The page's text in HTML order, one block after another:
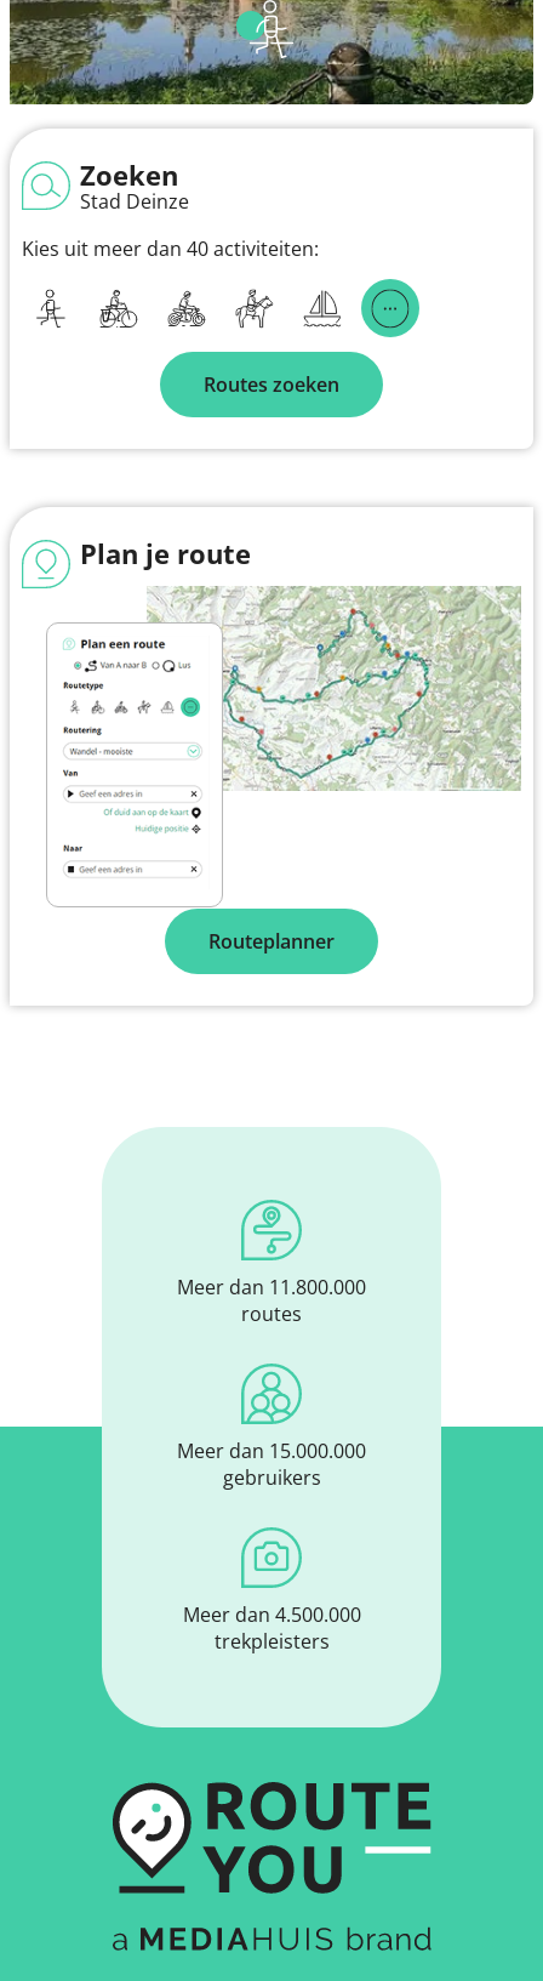
Zoeken
Stad Deinze
Kies uit meer dan 40 activiteiten:
Routes zoeken
Plan je route
Routeplanner
Meer dan 11.800.000
routes
Meer dan 15.000.000
gebruikers
Meer dan 4.500.000
trekpleisters